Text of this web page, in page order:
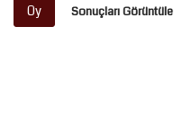
Oy Sonuçları Görüntüle